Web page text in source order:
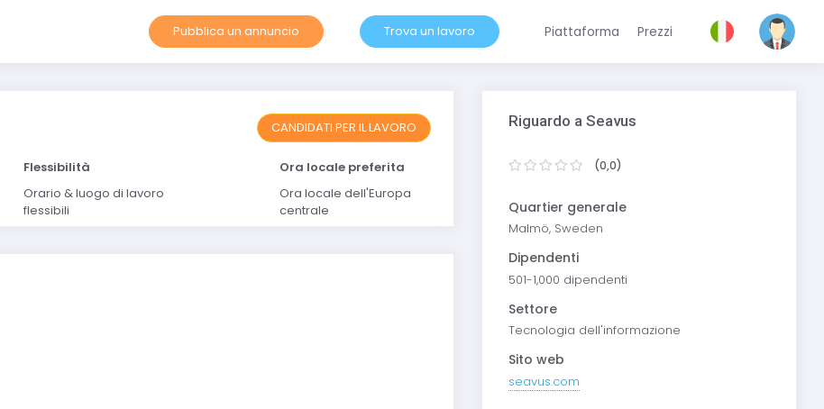
Pubblica un annuncio Trova un lavoro Piattaforma Prezzi
CANDIDATI PER IL LAVORO
Flessibilità
Orario & luogo di lavoro
flessibili
Ora locale preferita
Ora locale dell'Europa
centrale
Riguardo a Seavus
(0,0)
Quartier generale
Malmö, Sweden
Dipendenti
501-1,000 dipendenti
Settore
Tecnologia dell'informazione
Sito web
seavus.com